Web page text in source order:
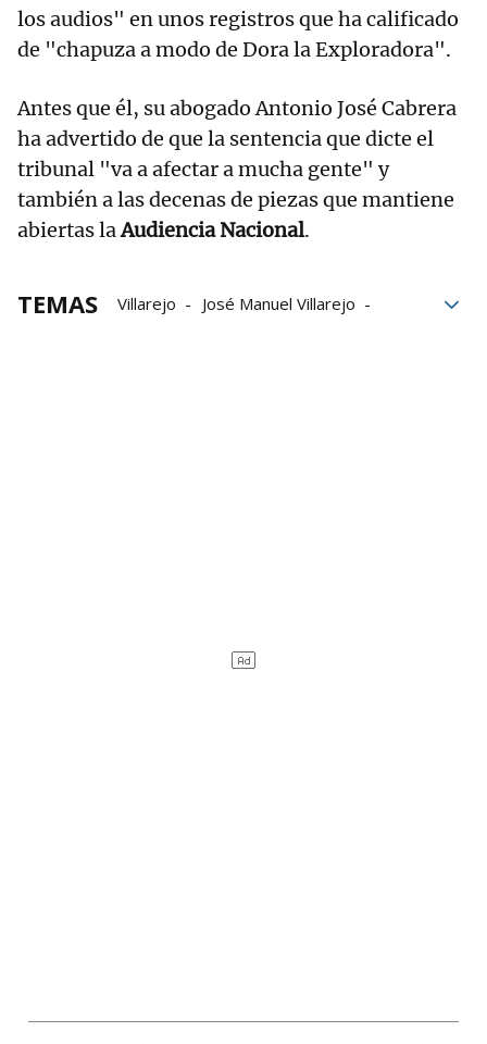
los audios" en unos registros que ha calificado
de "chapuza a modo de Dora la Exploradora".
Antes que él, su abogado Antonio José Cabrera
ha advertido de que la sentencia que dicte el
tribunal "va a afectar a mucha gente" y
también a las decenas de piezas que mantiene
abiertas laAudiencia Nacional.
TEMAS Villarejo
José Manuel Villarejo